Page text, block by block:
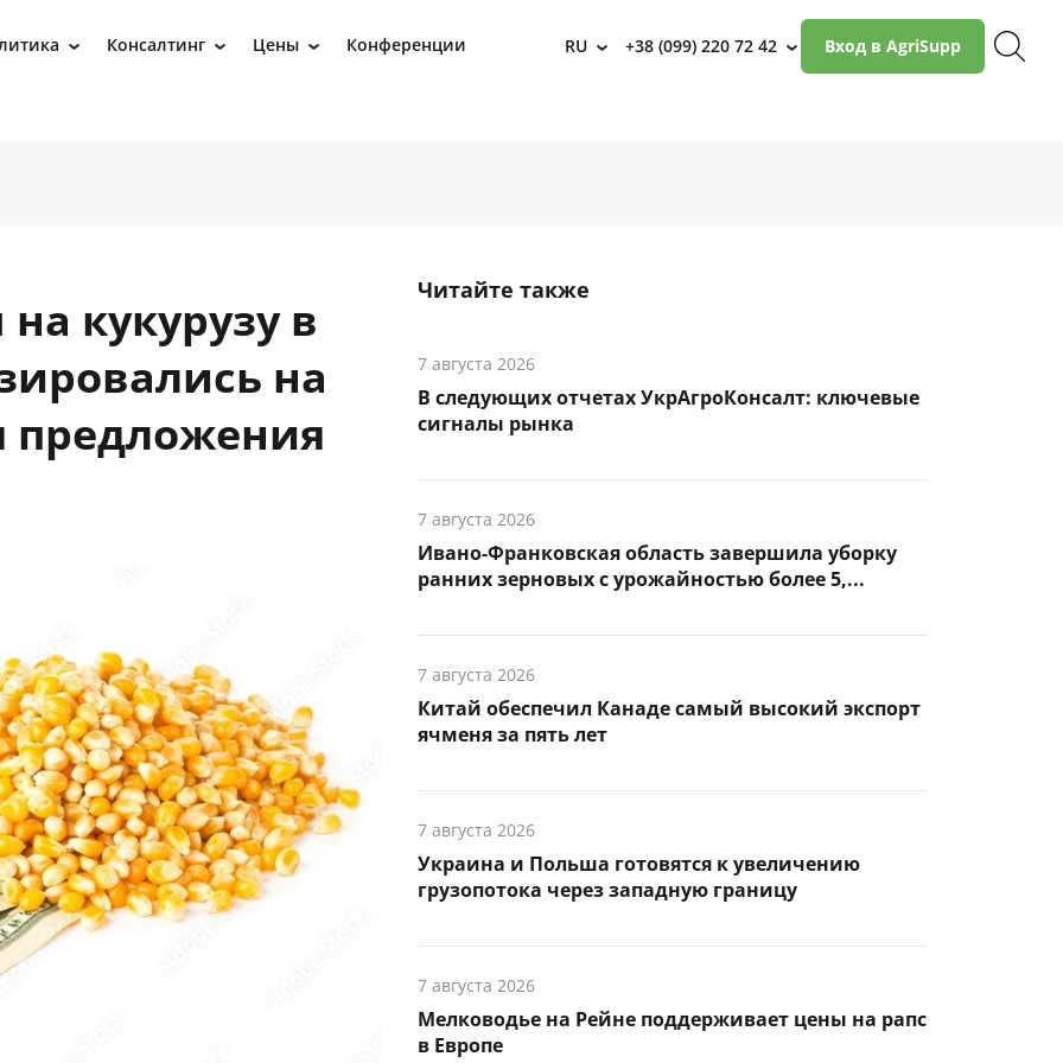
› Консалтинг › Цены › Конференции RU › +38 (099) 220 72 42 › Вход в AgriSupp
кукурузу в
на
предложения
Читайте также
7 августа 2026
В следующих отчетах УкрАгроКонсалт: ключевые
сигналы рынка
7 августа 2026
Ивано-Франковская область завершила уборку
ранних зерновых с урожайностью более 5,...
7 августа 2026
Китай обеспечил Канаде самый высокий экспорт
ячменя за пять лет
7 августа 2026
Украина и Польша готовятся к увеличению
грузопотока через западную границу
7 августа 2026
Мелководье на Рейне поддерживает цены на рапс
в Европе